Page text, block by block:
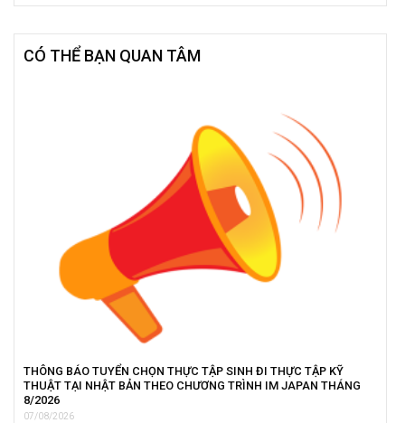
CÓ THỂ BẠN QUAN TÂM
THÔNG BÁO TUYỂN CHỌN THỰC TẬP SINH ĐI THỰC TẬP KỸ
THUẬT TẠI NHẬT BẢN THEO CHƯƠNG TRÌNH IM JAPAN THÁNG
8/2026
07/08/2026